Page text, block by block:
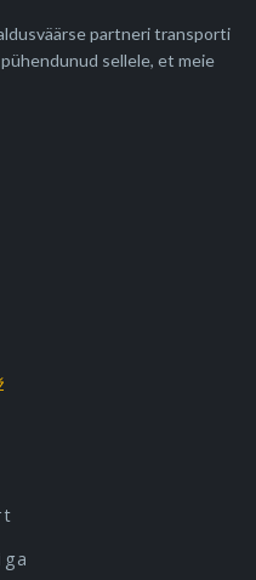
partneri transporti
sellele, et meie